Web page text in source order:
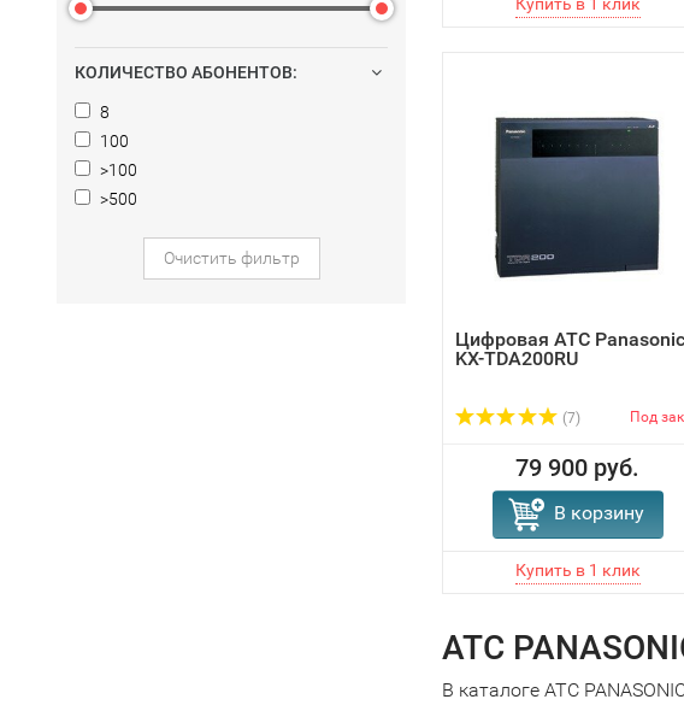
КОЛИЧЕСТВО АБОНЕНТОВ:
8
100
>100
>500
Очистить фильтр
Цифровая АТС Panasonic
KX-TDA200RU
(7) Под
79 900 руб.
В корзину
АТС
В каталоге АТС